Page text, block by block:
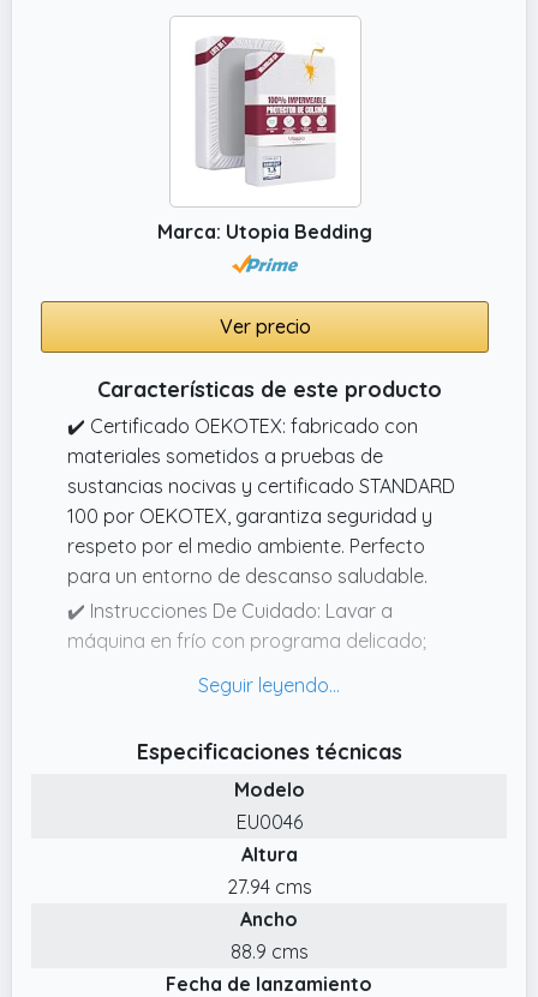
✔️ AJUSTE PERFECTO: El protector de
colchón impermeable Flowen se adhiere
perfectamente al colchón sin soltarse nunca.
Se desliza como una sábana bajera: gracias
a las esquinas de microfibra con elástico,
evita la formación de molestas arrugas,
garantizando la tranquilidad durante el
Marca: Utopia Bedding
Ver precio
Características de este producto
✔️ Certificado OEKOTEX: fabricado con
materiales sometidos a pruebas de
sustancias nocivas y certificado STANDARD
100 por OEKOTEX, garantiza seguridad y
respeto por el medio ambiente. Perfecto
para un entorno de descanso saludable.
✔️ Instrucciones De Cuidado: Lavar a
máquina en frío con programa delicado;
planchar; no usar lejía; no usar suavizante
impermeable de 200 g/m² y las costuras de
alta calidad impiden que penetre el agua y la
orina; mantiene el colchón seco y sin
✔️ Diseño frottee: Este protector de colchón
se adapta perfectamente a su cama, con
dobladillos profesionalmente doblados y
bolsillos de ajuste profundo.
Especificaciones técnicas
Modelo
EU0046
Altura
27.94 cms
Ancho
88.9 cms
Fecha de lanzamiento